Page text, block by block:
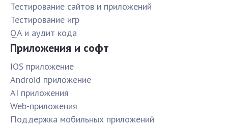
Тестирование сайтов и приложений
Тестирование игр
QA и аудит кода
Приложения и софт
IOS приложение
Android приложение
AI приложения
Web-приложения
Поддержка мобильных приложений